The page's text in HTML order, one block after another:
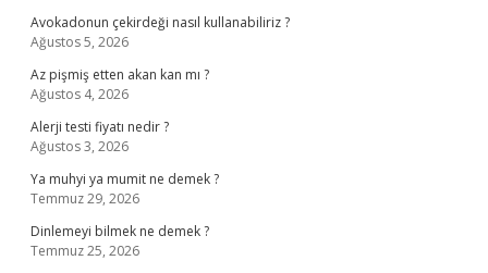
Avokadonun çekirdeği nasıl kullanabiliriz ?
Ağustos 5, 2026
Az pişmiş etten akan kan mı ?
Ağustos 4, 2026
Alerji testi fiyatı nedir ?
Ağustos 3, 2026
Ya muhyi ya mumit ne demek ?
Temmuz 29, 2026
Dinlemeyi bilmek ne demek ?
Temmuz 25, 2026